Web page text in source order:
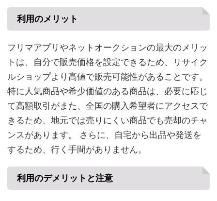
利用のメリット
フリマアプリやネットオークションの最大のメリッ
トは、自分で販売価格を設定できるため、リサイク
ルショップより高値で販売可能性があることです。
特に人気商品や希少価値のある商品は、必要に応じ
て高額取引がまた、全国の購入希望者にアクセスで
きるため、地元では売りにくい商品でも売却のチャ
ンスがあります。 さらに、自宅から出品や発送を
するため、行く手間がありません。
利用のデメリットと注意